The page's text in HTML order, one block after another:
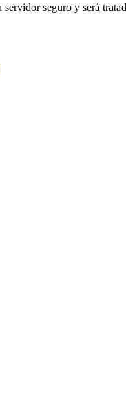
seguro y será